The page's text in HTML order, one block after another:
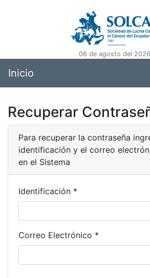
06 de agosto del 2026
Inicio
Recuperar
Para recuperar la contraseña
identificación y el correo
en el Sistema
Identificación *
Correo Electrónico *